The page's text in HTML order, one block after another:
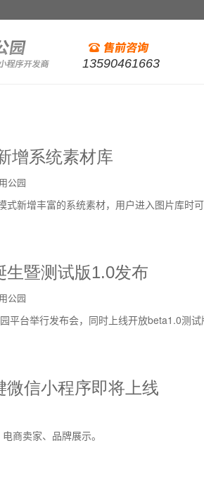
13590461663
增系统素材库
公园
式新增丰富的系统素材，用户进入图片库时
生暨测试版1.0发布
公园
平台举行发布会，同时上线开放beta1.0测
微信小程序即将上线
商卖家、品牌展示。